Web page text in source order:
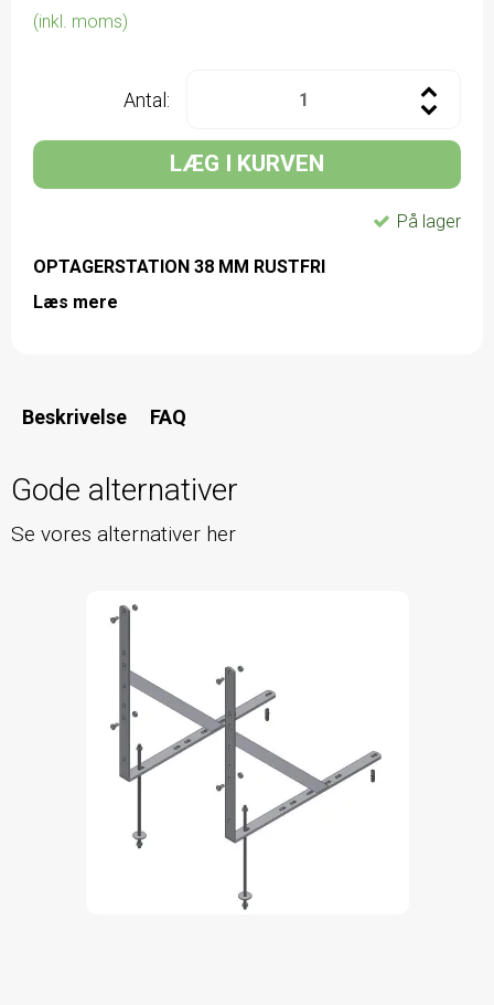
(inkl. moms)
Antal:
LÆG I KURVEN
På lager
OPTAGERSTATION 38 MM RUSTFRI
Læs mere
Beskrivelse FAQ
Gode alternativer
Se vores alternativer her